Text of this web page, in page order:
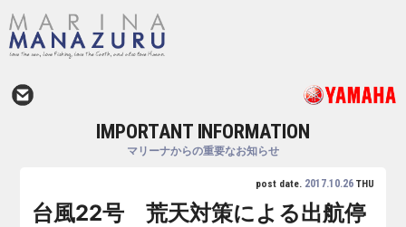
IMPORTANT INFORMATION
マリーナからの重要なお知らせ
post date. 2017.10.26THU
台風22号 荒天対策による出航停